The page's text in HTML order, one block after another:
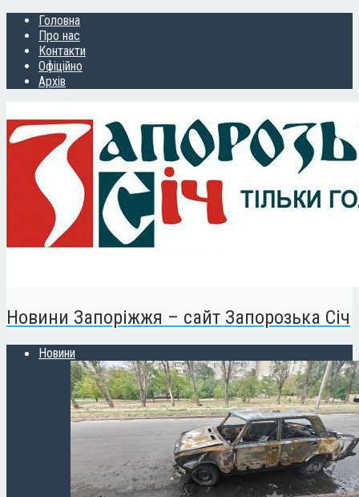
Головна
Про нас
Контакти
Офіційно
Архів
Новини Запоріжжя – сайт Запорозька Січ
Новини